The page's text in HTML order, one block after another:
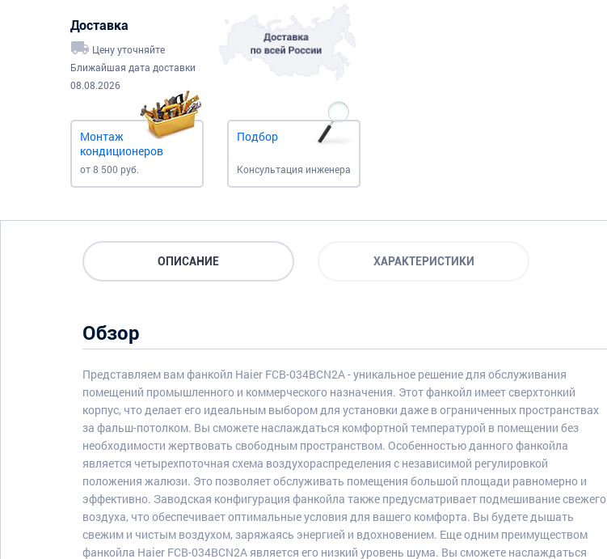
Доставка
Цену уточняйте
Ближайшая дата доставки
08.08.2026
Монтаж
кондиционеров
от 8 500 руб.
Подбор
Консультация инженера
ОПИСАНИЕ ХАРАКТЕРИСТИКИ
Обзор
Представляем вам фанкойл Haier FCB-034BCN2A - уникальное решение для обслуживания
помещений промышленного и коммерческого назначения. Этот фанкойл имеет сверхтонкий
корпус, что делает его идеальным выбором для установки даже в ограниченных пространствах
за фальш-потолком. Вы сможете наслаждаться комфортной температурой в помещении без
необходимости жертвовать свободным пространством. Особенностью данного фанкойла
является четырехпоточная схема воздухораспределения с независимой регулировкой
положения жалюзи. Это позволяет обслуживать помещения большой площади равномерно и
эффективно. Заводская конфигурация фанкойла также предусматривает подмешивание свежего
воздуха, что обеспечивает оптимальные условия для вашего комфорта. Вы будете дышать
свежим и чистым воздухом, заряжаясь энергией и вдохновением. Еще одним преимуществом
фанкойла Haier FCB-034BCN2A является его низкий уровень шума. Вы сможете наслаждаться